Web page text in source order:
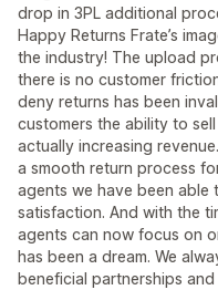
drop in 3PL additional
Happy Returns Frate’s
the industry! The upload
there is no customer
deny returns has been
customers the ability to
actually increasing
a smooth return process
agents we have been able
satisfaction. And with the
agents can now focus on
has been a dream. We
beneficial partnerships